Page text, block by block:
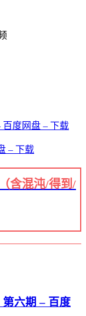
百度网盘 – 下载
– 下载
含混沌/得到/
第六期 – 百度